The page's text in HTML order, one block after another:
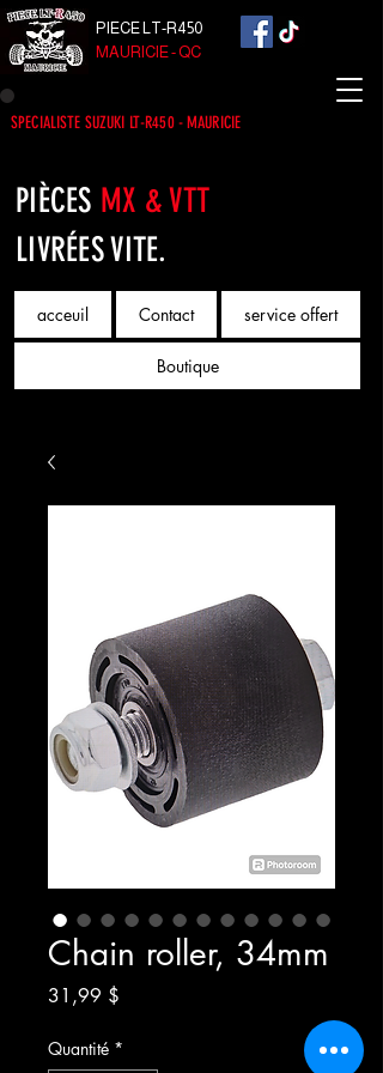
acceuil Contact service offert
Boutique
PIECE LT-R450
MAURICIE - QC
SPECIALISTE SUZUKI LT-R450 - MAURICIE
PIÈCES MX & VTT
LIVRÉES VITE.
Chain roller, 34mm
31,99 $
Quantité *